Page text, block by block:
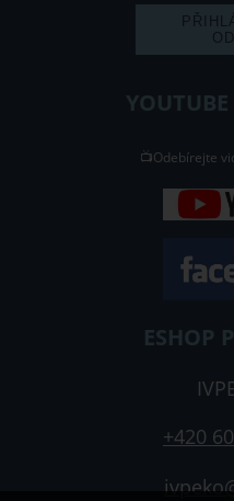
📺Odebírejte
ESHOP
+420